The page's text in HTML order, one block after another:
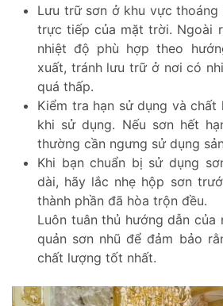
Lưu trữ sơn ở khu vực thoáng
trực tiếp của mặt trời. Ngoài
nhiệt độ phù hợp theo
xuất, tránh lưu trữ ở nơi có
quá thấp.
Kiểm tra hạn sử dụng và
khi sử dụng. Nếu sơn hết
thường cần ngưng sử dụng
Khi bạn chuẩn bị sử dụng
dài, hãy lắc nhẹ hộp sơn
thành phần đã hòa trộn đều.
Luôn tuân thủ hướng dẫn của
quản sơn nhũ để đảm bảo
chất lượng tốt nhất.